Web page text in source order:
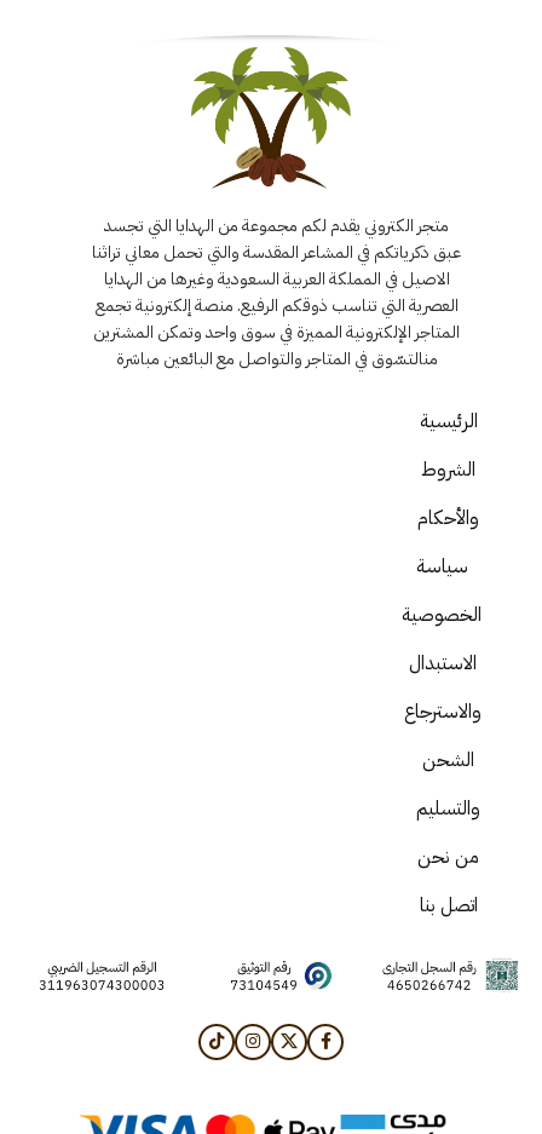
متجر الكتروني يقدم لكم مجموعة من الهدايا التي تجسد
عبق ذكرياتكم في المشاعر المقدسة والتي تحمل معاني تراثنا
الاصيل في المملكة العربية السعودية وغيرها من الهدايا
العصرية التي تناسب ذوقكم الرفيع. منصة إلكترونية تجمع
المتاجر الإلكترونية المميزة في سوق واحد وتمكن المشترين
منالتسّوق في المتاجر والتواصل مع البائعين مباشرة
الرئيسية
الشروط
والأحكام
سياسة
الخصوصية
الاستبدال
والاسترجاع
الشحن
والتسليم
من نحن
اتصل بنا